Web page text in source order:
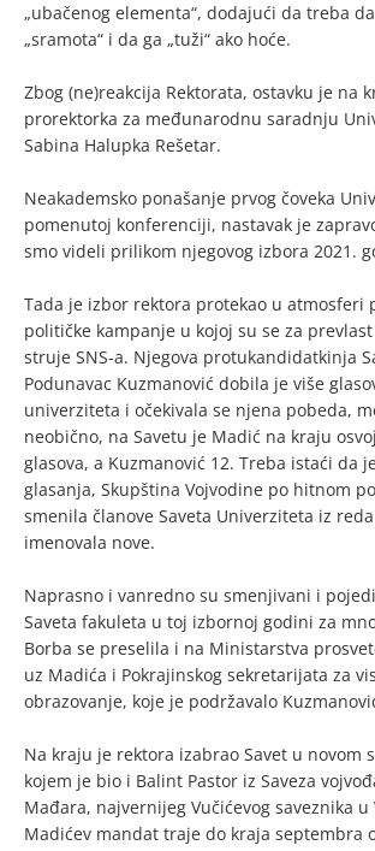
„ubačenog elementa“, dodajući da treba
„sramota“ i da ga „tuži“ ako hoće.
Zbog (ne)reakcija Rektorata, ostavku je na
prorektorka za međunarodnu saradnju
Sabina Halupka Rešetar.
Neakademsko ponašanje prvog čoveka
pomenutoj konferenciji, nastavak je
smo videli prilikom njegovog izbora 2021.
Tada je izbor rektora protekao u atmosferi
političke kampanje u kojoj su se za
struje SNS-a. Njegova protukandidatkinja
Podunavac Kuzmanović dobila je više
univerziteta i očekivala se njena pobeda,
neobično, na Savetu je Madić na kraju
glasova, a Kuzmanović 12. Treba istaći da
glasanja, Skupština Vojvodine po hitnom
smenila članove Saveta Univerziteta iz
imenovala nove.
Naprasno i vanredno su smenjivani i
Saveta fakuleta u toj izbornoj godini za
Borba se preselila i na Ministarstva
uz Madića i Pokrajinskog sekretarijata za
obrazovanje, koje je podržavalo
Na kraju je rektora izabrao Savet u novom
kojem je bio i Balint Pastor iz Saveza
Mađara, najvernijeg Vučićevog saveznika u
Madićev mandat traje do kraja septembra